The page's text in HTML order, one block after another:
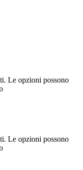
Le opzioni possono
Le opzioni possono